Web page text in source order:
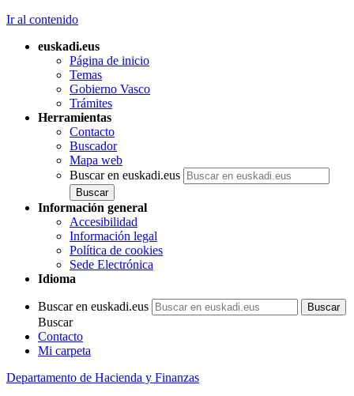
Ir al contenido
euskadi.eus
Página de inicio
Temas
Gobierno Vasco
Trámites
Herramientas
Contacto
Buscador
Mapa web
Buscar en euskadi.eus
Información general
Accesibilidad
Información legal
Política de cookies
Sede Electrónica
Idioma
Buscar en euskadi.eus
Buscar
Contacto
Mi carpeta
Departamento de Hacienda y Finanzas